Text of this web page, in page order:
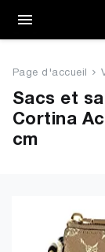
Femme
Vêtements
Page d'accueil
Sacs et
Cortina
cm